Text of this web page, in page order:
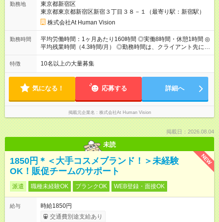
（固定残業代 24，000円） 賞与：年２回 （業績連動型） 昇
給：年２回（3月、9月) 試用期間：6ヶ月 ※上記額にはみなし残
業代（月15時間分）が含まれた 金額になります。超過分は追加
で全額支給。 【頑張りを給与・キャリアに還元します】 年に2
回⼈事評価があり等級が決まります。 等級に合わせた給与設定
のため、若い内からでも頑張り次第で給与アップが叶います。
（⽉給34～45万円）→課⻑（⽉給36～48万円）→部⻑（⽉給40
～58万円） 【試用期間】試用期間あり 試用期間の長さ：6ヶ月
※ 雇用形態と給与に、本採用時と異なる部分があります。 雇用
形態：本採用時と同じです。 給与：月給 224,000円 ～ 330,000
円 上記額にはみなし残業代を含みます。※超過分は全額支給い
たします。 みなし残業代 24,000円 ～ 34,000円／月 みなし残業
勤務地
東京都新宿区
東京都東京都新宿区新宿３丁目３８－１（最寄り駅：新宿駅）
株式会社At Human Vision
勤務時間
平均労働時間：1ヶ月あたり160時間 ◎実働8時間・休憩1時間 ◎
平均残業時間（4.3時間/月） ◎勤務時間は、クライアント先に
より異なります。 ※＜シフト例＞ 10:00～19:00／11:00～
20:00 平均労働時間：1ヶ月あたり160時間 ◎実働8時間・休憩1
先に より異なります。 ※＜シフト例＞ 10:00～19:00／11:00
～20:00
特徴 10名以上の大量募集
気になる！ 応募する 詳細へ
掲載元企業名 株式会社At Human Vision
掲載日：2026.08.04
未読
NEW
1850円＊＜大手コスメブランド！＞未経験
OK！販促チームのサポート
派遣 職種未経験OK ブランクOK WEB登録・面接OK
給与
時給1850円
交通費別途支給あり